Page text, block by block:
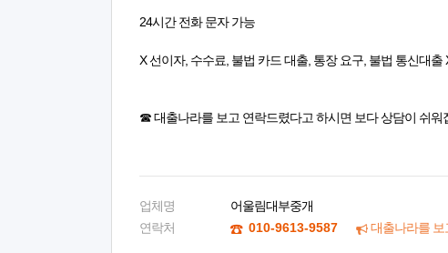
24시간 전화 문자 가능
X 선이자, 수수료, 불법 카드 대출, 통장 요구, 불법 통신대출
☎ 대출나라를 보고 연락드렸다고 하시면 보다 상담이 쉬워
업체명
어울림대부중개
연락처
010-9613-9587 대출나라를 보